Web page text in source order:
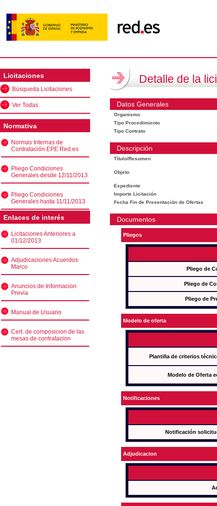
Licitaciones
Búsqueda Licitaciones
Ver Todas
Normativa
Normas Internas de
Contratación EPE Red.es
Pliego Condiciones
Generales desde 12/11/2013
Pliego Condiciones
Generales hasta 11/11/2013
Enlaces de interés
Licitaciones Anteriores a
01/12/2013
Adjudicaciones Acuerdos
Marco
Anuncios de Informacion
Previa
Manual de Usuario
Cert. de composicion de las
mesas de contratacion
Detalle de la
Datos Generales
Organismo
Tipo Procedimiento
Tipo Contrato
Descripción
Título/Resumen
Objeto
Expediente
Importe Licitación
Fecha Fin de Presentación de Ofertas
Documentos
Pliegos
Pliego de
Pliego de
Pliego de
Modelo de oferta
Plantilla de criterios
Modelo de Oferta
Notificaciones
Notificación
Adjudicacion